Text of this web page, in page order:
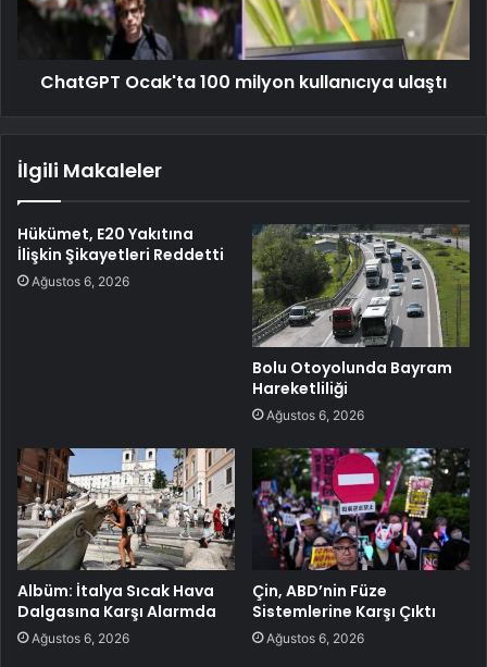
ChatGPT Ocak'ta 100 milyon kullanıcıya ulaştı
İlgili Makaleler
Hükümet, E20 Yakıtına
İlişkin Şikayetleri Reddetti
Ağustos 6, 2026
Bolu Otoyolunda Bayram
Hareketliliği
Ağustos 6, 2026
Albüm: İtalya Sıcak Hava
Dalgasına Karşı Alarmda
Ağustos 6, 2026
Çin, ABD’nin Füze
Sistemlerine Karşı Çıktı
Ağustos 6, 2026